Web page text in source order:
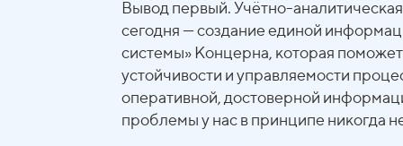
Вывод первый. Учётно-
сегодня — создание единой
системы» Концерна, которая
устойчивости и управляемости
оперативной, достоверной
проблемы у нас в принципе никогда